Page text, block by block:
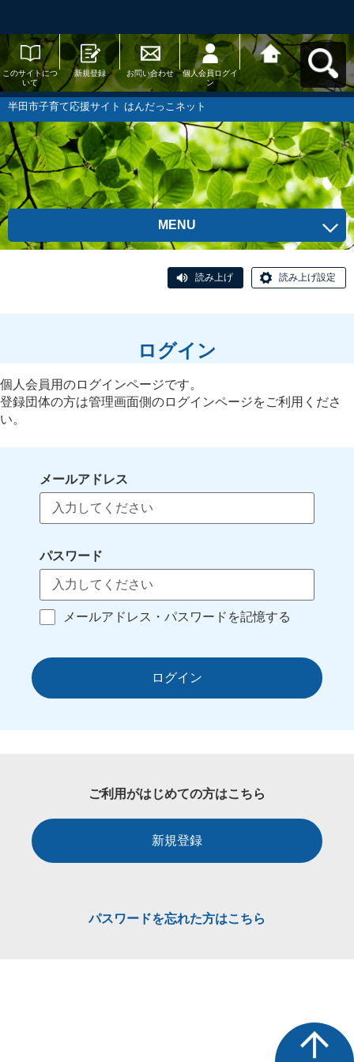
このサイトにつ
いて
新規登録 お問い合わせ
個人会員ログイ
ン
半田市子育て応
援サイト はんだ
っこネットへ戻
半田市子育て応援サイト はんだっこネット
MENU
読み上げ 読み上げ設定
ログイン
個人会員用のログインページです。
登録団体の方は管理画面側のログインページをご利用くださ
い。
メールアドレス
パスワード
メールアドレス・パスワードを記憶する
ログイン
ご利用がはじめての方はこちら
新規登録
パスワードを忘れた方はこちら